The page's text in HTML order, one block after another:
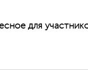
для